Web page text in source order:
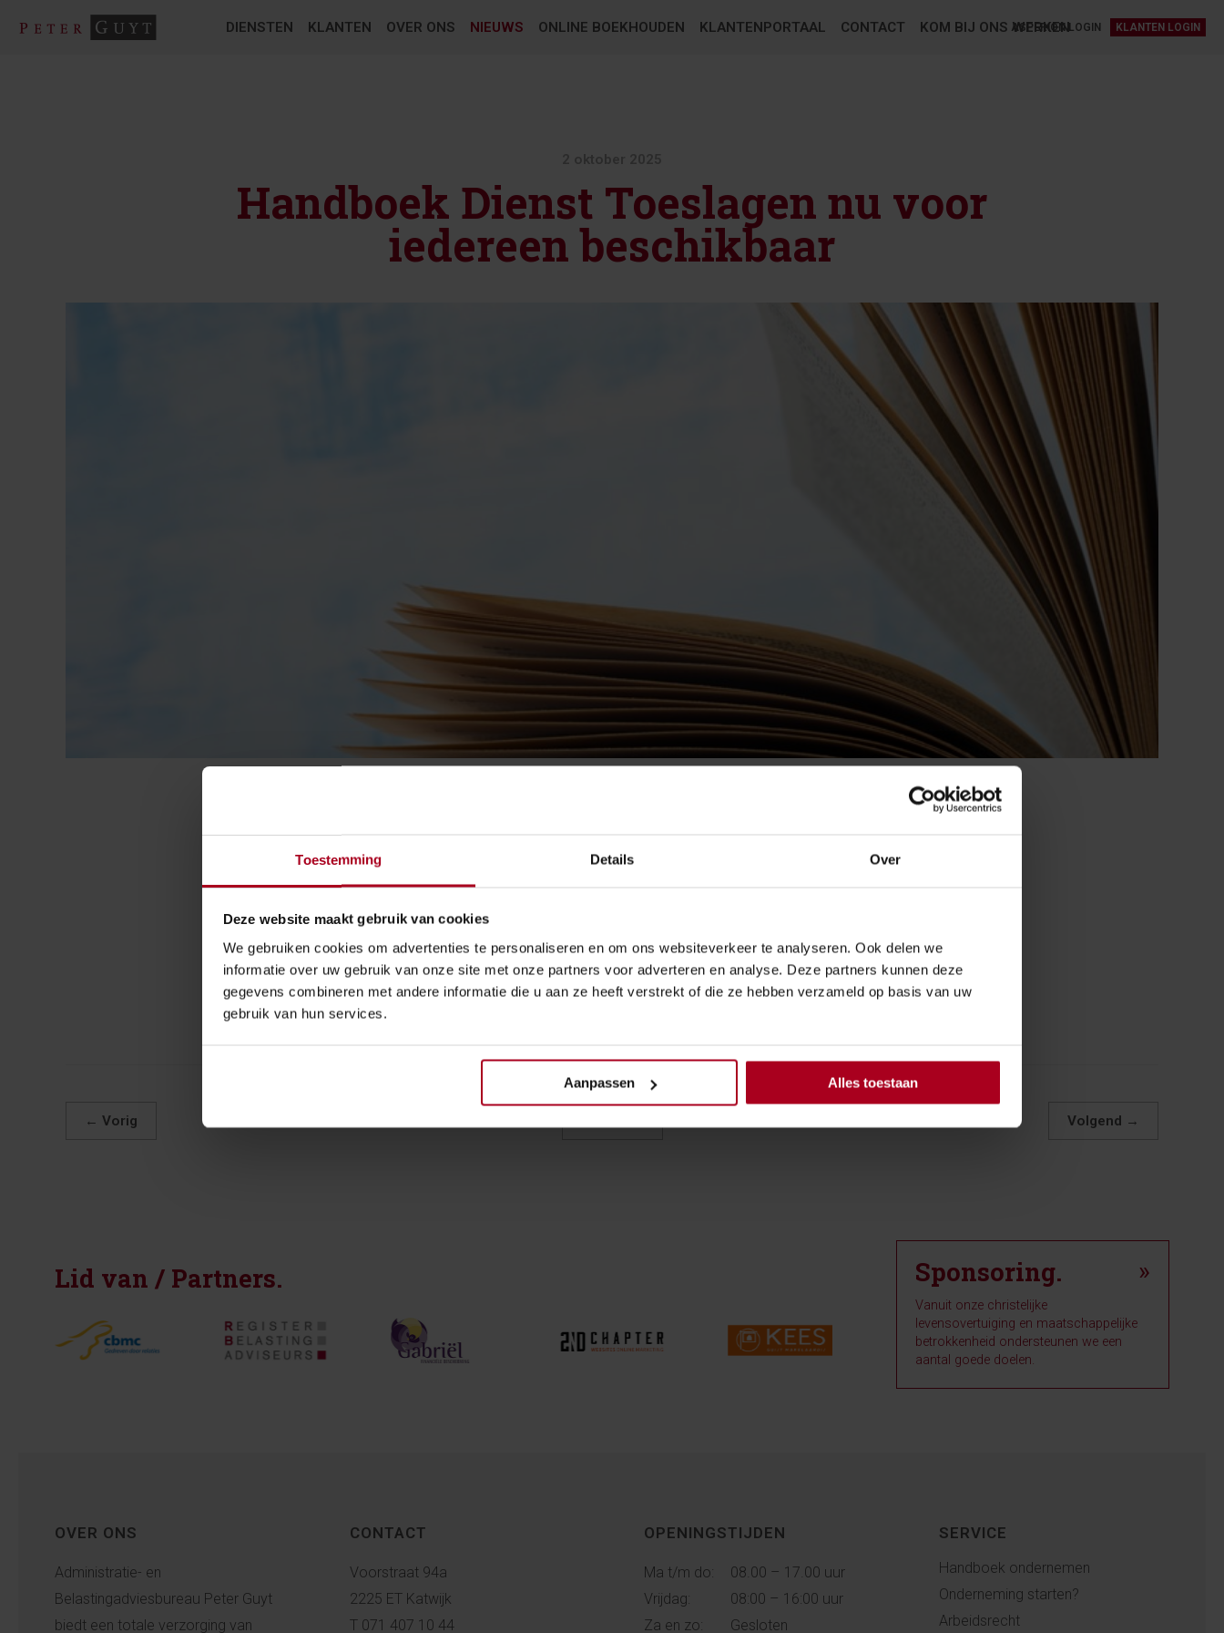
Toestemming Details Over
Deze website maakt gebruik van cookies
We gebruiken cookies om advertenties te personaliseren en om ons websiteverkeer te analyseren. Ook delen we
informatie over uw gebruik van onze site met onze partners voor adverteren en analyse. Deze partners kunnen deze
gegevens combineren met andere informatie die u aan ze heeft verstrekt of die ze hebben verzameld op basis van uw
gebruik van hun services.
Aanpassen Alles toestaan
DIENSTEN KLANTEN OVER ONS NIEUWS ONLINE BOEKHOUDEN KLANTENPORTAAL CONTACT KOM BIJ ONS WERKEN
ASPERION LOGIN KLANTEN LOGIN
Handboek Dienst Toeslagen nu voor
iedereen beschikbaar
voor iedereen beschikbaar op de site
https://handboek.toeslagen.nl/
. Voor de uitleg van de wet- en regelgeving sluit het
gerechtelijke uitspraken, standpunten van de Kennisgroep Toeslagen en voorbeelden van casussen.
Bron:Belastingdienst | publicatie | 25-09-2025
← Vorig Volgend →
Lid van / Partners. Sponsoring. »
Vanuit onze christelijke
levensovertuiging en maatschappelijke
betrokkenheid ondersteunen we een
aantal goede doelen.
OVER ONS
Administratie- en
Belastingadviesbureau Peter Guyt
biedt een totale verzorging van
CONTACT
Voorstraat 94a
2225 ET Katwijk
T 071 407 10 44
OPENINGSTIJDEN
Ma t/m do:
08.00 – 17.00 uur
Vrijdag:
08:00 – 16:00 uur
Za en zo:
Gesloten
SERVICE
Handboek ondernemen
Onderneming starten?
Arbeidsrecht